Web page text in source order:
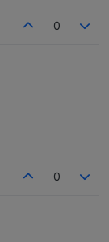
0
0